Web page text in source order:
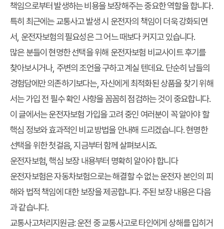
책임으로부터 발생하는 비용을 보장해주는 중요한 역할을 합니다.
특히 최근에는 교통사고 발생 시 운전자의 책임이 더욱 강화되면
서, 운전자보험의 필요성은 그 어느 때보다 커지고 있습니다.
많은 분들이 현명한 선택을 위해 운전자보험 비교사이트 후기 를
찾아보시거나, 주변의 조언을 구하고 계실 텐데요. 단순히 남들의
경험담에만 의존하기보다는, 자신에게 최적화된 상품을 찾기 위해
서는가입 전 필수 확인 사항을 꼼꼼히 점검하는 것이 중요합니다.
이 글에서는 운전자보험 가입을 고려 중인 여러분이 꼭 알아야 할
핵심 정보와 효과적인 비교 방법을 안내해 드리겠습니다. 현명한
선택을 위한 첫걸음, 지금부터 함께 살펴보시죠.
운전자보험, 핵심 보장 내용부터 명확히 알아야 합니다
운전자보험은 자동차보험으로는 해결할 수 없는 운전자 본인의 피
해와 법적 책임에 대한 보장을 제공합니다. 주된 보장 내용은 다음
과 같습니다.
교통사고처리지원금: 운전 중 교통사고로 타인에게 상해를 입히거